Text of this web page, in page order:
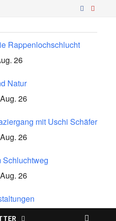
Rappenlochschlucht
26
Natur
26
mit Uschi Schäfer
26
Schluchtweg
26